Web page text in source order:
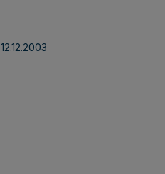
12.12.2003